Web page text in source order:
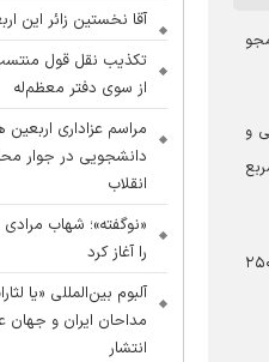
و
مشغول تکمیل ۳۰ هزار متر مربع
(حضرت علی‌اکبر، امام حسین، باب‌القبله و عقیله) به مساحت مجموع ۱۱ هزار و ۶۰۰ متر مربع و حدود ۲۵۰
آقا نخستین زائر این
تکذیب نقل قول منتسب
از سوی دفتر معظم‌له
مراسم عزاداری
دانشجویی در جوار
انقلاب
«نوگفته»؛ شهاب
را آغاز کرد
آلبوم بین‌المللی «یا
مداحان ایران و جهان
انتشار